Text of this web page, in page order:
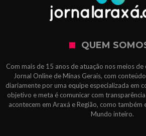
QUEM
Com mais de 15 anos de atuação nos meios de
Jornal Online de Minas Gerais, com
diariamente por uma equipe especializada em
objetivo e meta é comunicar com
acontecem em Araxá e Região, como também
Mundo inteiro.